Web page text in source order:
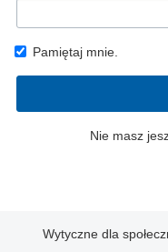
Pamiętaj mnie.
Nie masz
Wytyczne dla